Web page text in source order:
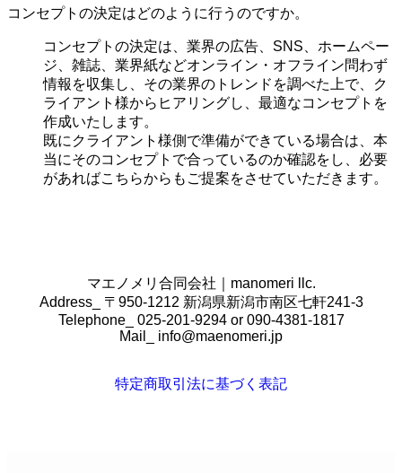
コンセプトの決定はどのように行うのですか。
コンセプトの決定は、業界の広告、SNS、ホームペー
ジ、雑誌、業界紙などオンライン・オフライン問わず
情報を収集し、その業界のトレンドを調べた上で、ク
ライアント様からヒアリングし、最適なコンセプトを
作成いたします。
既にクライアント様側で準備ができている場合は、本
当にそのコンセプトで合っているのか確認をし、必要
があればこちらからもご提案をさせていただきます。
マエノメリ合同会社｜manomeri llc.
Address_ 〒950-1212 新潟県新潟市南区七軒241-3
Telephone_ 025-201-9294 or 090-4381-1817
Mail_ info@maenomeri.jp
特定商取引法に基づく表記